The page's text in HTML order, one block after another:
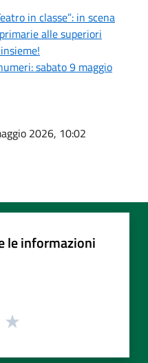
in classe”: in scena
alle superiori
sabato 9 maggio
2026, 10:02
le informazioni